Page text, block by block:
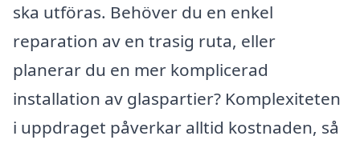
ska utföras. Behöver du en enkel
reparation av en trasig ruta, eller
planerar du en mer komplicerad
installation av glaspartier? Komplexiteten
i uppdraget påverkar alltid kostnaden, så